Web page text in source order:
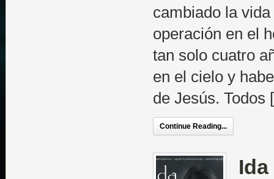
cambiado la
operación en el
tan solo cuatro
en el cielo y
de Jesús.
Continue Reading...
Ida